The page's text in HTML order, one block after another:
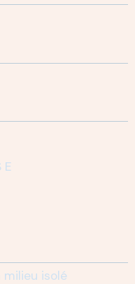
E
isolé